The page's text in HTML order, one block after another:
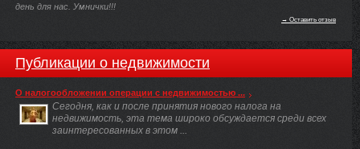
день для нас. Умнички!!!
→ Оставить отзыв
Публикации о недвижимости
О налогообложении операции с недвижимостью ...
Сегодня, как и после принятия нового налога на
недвижимость, эта тема широко обсуждается среди всех
заинтересованных в этом ...